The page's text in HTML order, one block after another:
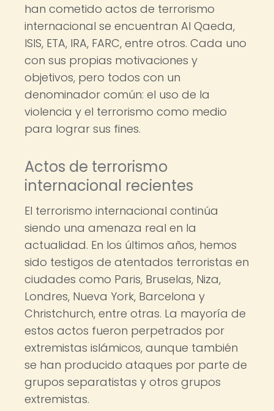
han cometido actos de terrorismo
internacional se encuentran Al Qaeda,
ISIS, ETA, IRA, FARC, entre otros. Cada uno
con sus propias motivaciones y
objetivos, pero todos con un
denominador común: el uso de la
violencia y el terrorismo como medio
para lograr sus fines.
Actos de terrorismo
internacional recientes
El terrorismo internacional continúa
siendo una amenaza real en la
actualidad. En los últimos años, hemos
sido testigos de atentados terroristas en
ciudades como Paris, Bruselas, Niza,
Londres, Nueva York, Barcelona y
Christchurch, entre otras. La mayoría de
estos actos fueron perpetrados por
extremistas islámicos, aunque también
se han producido ataques por parte de
grupos separatistas y otros grupos
extremistas.